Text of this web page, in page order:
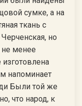
сумке, а на
ткань с
но
не менее
напоминает
Были той же
что народ, к